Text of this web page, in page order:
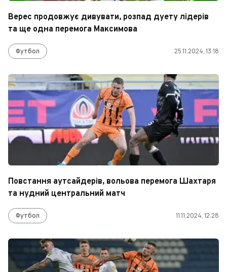
Верес продовжує дивувати, розпад дуету лідерів
та ще одна перемога Максимова
Футбол 25.11.2024, 13:18
Повстання аутсайдерів, вольова перемога Шахтаря
та нудний центральний матч
Футбол 11.11.2024, 12:28